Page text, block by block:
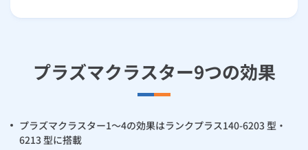
プラズマクラスター9つの効果
プラズマクラスター1～4の効果はランクプラス140-6203 型・
6213 型に搭載